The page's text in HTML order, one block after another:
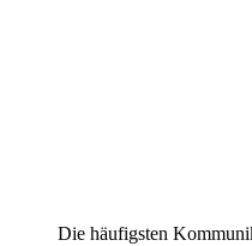
Die häufigsten